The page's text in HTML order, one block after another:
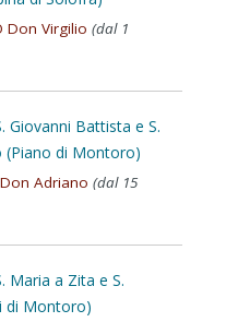
Don Virgilio (dal 1
Giovanni Battista e S.
(Piano di Montoro)
Adriano (dal 15
Maria a Zita e S.
di Montoro)